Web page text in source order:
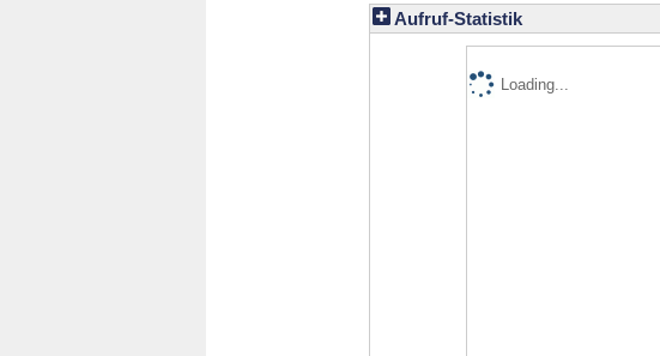
Aufruf-Statistik
Loading...